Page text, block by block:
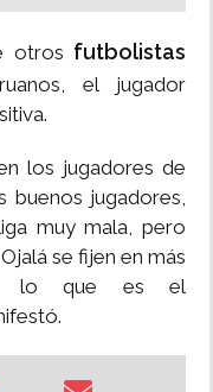
otros futbolistas
el jugador
los jugadores de
buenos jugadores,
muy mala, pero
se fijen en más
lo que es el